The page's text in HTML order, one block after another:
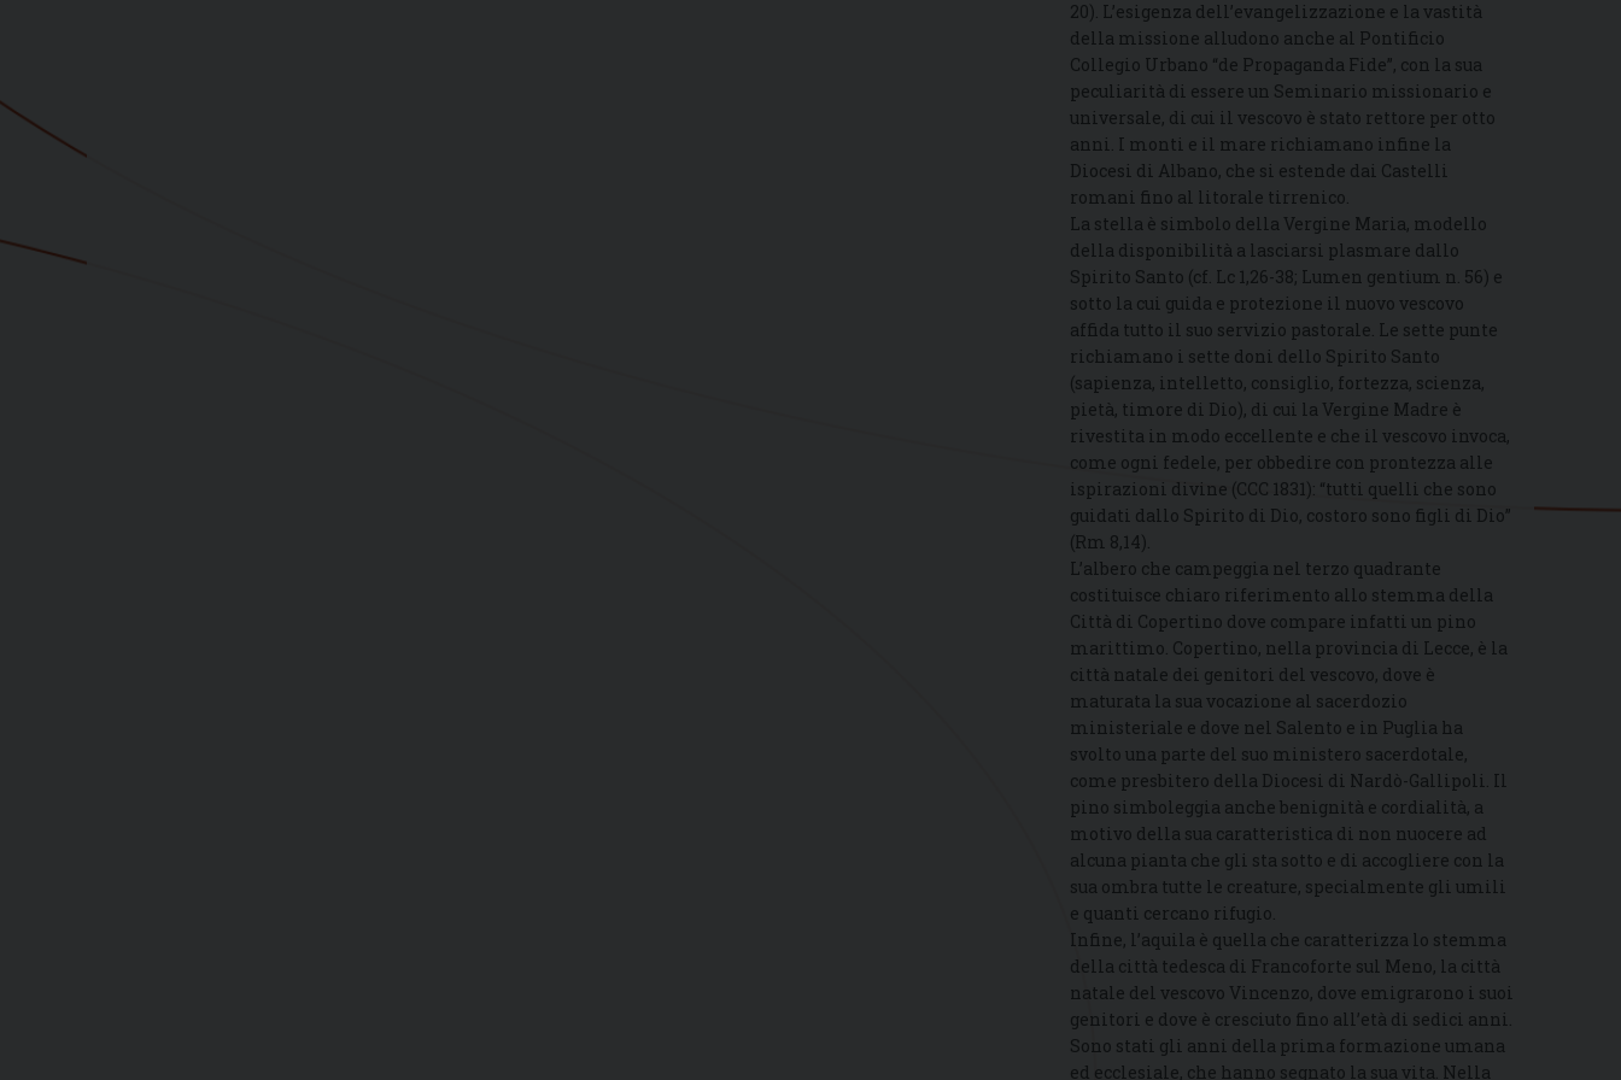
20). L’esigenza dell’evangelizzazione e la vastità
della missione alludono anche al Pontificio
Collegio Urbano “de Propaganda Fide”, con la sua
peculiarità di essere un Seminario missionario e
universale, di cui il vescovo è stato rettore per otto
anni. I monti e il mare richiamano infine la
Diocesi di Albano, che si estende dai Castelli
romani fino al litorale tirrenico.
La stella è simbolo della Vergine Maria, modello
della disponibilità a lasciarsi plasmare dallo
Spirito Santo (cf. Lc 1,26-38; Lumen gentium n. 56) e
sotto la cui guida e protezione il nuovo vescovo
affida tutto il suo servizio pastorale. Le sette punte
richiamano i sette doni dello Spirito Santo
(sapienza, intelletto, consiglio, fortezza, scienza,
pietà, timore di Dio), di cui la Vergine Madre è
rivestita in modo eccellente e che il vescovo invoca,
come ogni fedele, per obbedire con prontezza alle
ispirazioni divine (CCC 1831): “tutti quelli che sono
guidati dallo Spirito di Dio, costoro sono figli di Dio”
(Rm 8,14).
L’albero che campeggia nel terzo quadrante
costituisce chiaro riferimento allo stemma della
Città di Copertino dove compare infatti un pino
marittimo. Copertino, nella provincia di Lecce, è la
città natale dei genitori del vescovo, dove è
maturata la sua vocazione al sacerdozio
ministeriale e dove nel Salento e in Puglia ha
svolto una parte del suo ministero sacerdotale,
come presbitero della Diocesi di Nardò-Gallipoli. Il
pino simboleggia anche benignità e cordialità, a
motivo della sua caratteristica di non nuocere ad
alcuna pianta che gli sta sotto e di accogliere con la
sua ombra tutte le creature, specialmente gli umili
e quanti cercano rifugio.
Infine, l’aquila è quella che caratterizza lo stemma
della città tedesca di Francoforte sul Meno, la città
natale del vescovo Vincenzo, dove emigrarono i suoi
genitori e dove è cresciuto fino all’età di sedici anni.
Sono stati gli anni della prima formazione umana
ed ecclesiale, che hanno segnato la sua vita. Nella